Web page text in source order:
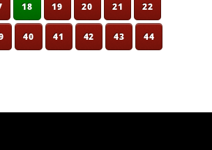
18 19 20 21 22
40 41 42 43 44